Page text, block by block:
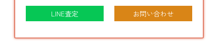
LINE査定 お問い合わせ